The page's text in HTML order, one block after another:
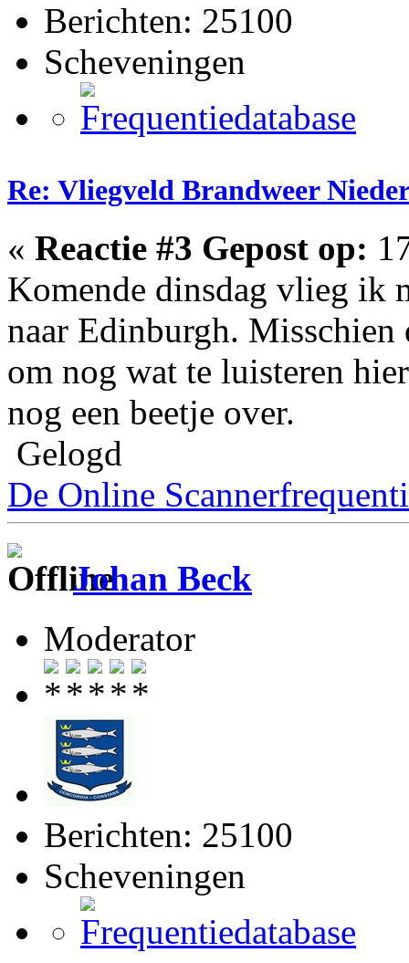
Berichten: 25100
Scheveningen
Re: Vliegveld Brandweer
« Reactie #3 Gepost op:
Komende dinsdag vlieg ik
naar Edinburgh. Misschien
om nog wat te luisteren
nog een beetje over.
Gelogd
De Online
Johan Beck
Moderator
Berichten: 25100
Scheveningen